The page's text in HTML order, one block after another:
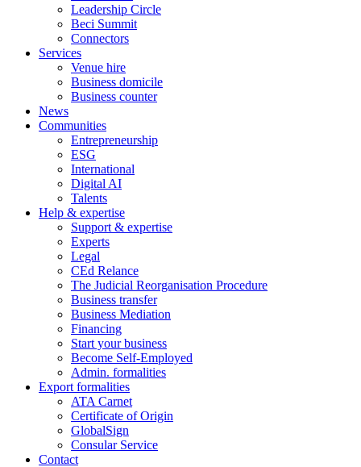
Leadership Circle
Beci Summit
Connectors
Services
Venue hire
Business domicile
Business counter
News
Communities
Entrepreneurship
ESG
International
Digital AI
Talents
Help & expertise
Support & expertise
Experts
Legal
CEd Relance
The Judicial Reorganisation Procedure
Business transfer
Business Mediation
Financing
Start your business
Become Self-Employed
Admin. formalities
Export formalities
ATA Carnet
Certificate of Origin
GlobalSign
Consular Service
Contact